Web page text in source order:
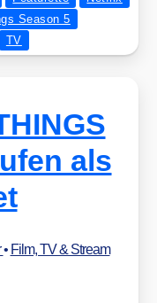
Season 5
TV
als
• Film, TV & Stream